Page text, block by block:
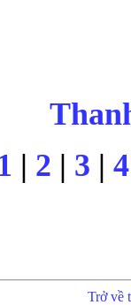
1 | 2 | 3 | 4
Trở về